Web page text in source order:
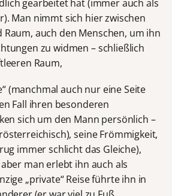
gearbeitet hat (immer auch als
Man nimmt sich hier zwischen
Raum, auch den Menschen, um ihn
zu widmen – schließlich
Raum,
(manchmal auch nur eine Seite
Fall ihren besonderen
sich um den Mann persönlich –
seine Frömmigkeit,
immer schlicht das Gleiche),
man erlebt ihn auch als
„private“ Reise führte ihn in